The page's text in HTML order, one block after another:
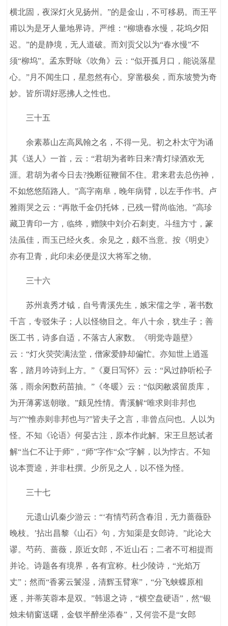
横北固，夜深灯火见扬州。”的是金山，不可移易。而王平
甫以为是牙人量地界诗。严维：“柳塘春水慢，花坞夕阳
迟。”的是静境，无人道破。而刘贡父以为“春水慢”不
须“柳坞”。孟东野咏《吹角》云：“似开孤月口，能说落星
心。”月不闻生口，星忽然有心。穿凿极矣，而东坡赞为奇
妙。皆所谓好恶拂人之性也。
三十五
余素慕山左高凤翰之名，不得一见。初之朴太守为诵
其《送人》一首，云：“君胡为者昨日来?青灯绿酒欢无
涯。君胡为者今日去?挽断征鞭留不住。君来君去总伤神，
不如悠悠陌路人。”高字南阜，晚年病臂，以左手作书。卢
雅雨哭之云：“再散千金仍托钵，已残一臂尚临池。”高珍
藏卫青印一方，临终，赠陕中刘介石刺吏。斗纽方寸，篆
法虽佳，而玉已经火炙。余见之，颇不当意。按《明史》
亦有卫青，此印未必便是汉大将军之物。
三十六
苏州袁秀才钺，自号青溪先生，嫉宋儒之学，著书数
千言，专驳朱子；人以怪物目之。年八十余，犹生子；善
医工书，诗多自适，不落古人家数。《明觉寺题壁》
云：“灯火荧荧满法堂，僧家爱静却偏忙。亦知世上逍遥
客，踏月吟诗到上方。”《夏日写怀》云：“风过静听松子
落，雨余闲数药苗抽。”《冬暖》云：“似闵敝裘留质库，
为开薄雾送朝暾。”颇见性情。青溪解“唯求则非邦也
与?”“惟赤则非邦也与?”皆夫子之言，非曾点问也。人以为
怪。不知《论语》何晏古注，原本作此解。宋王旦怒试者
解“当仁不让于师”，“师”字作“众”字解，以为悖古。不知
说本贾逵，并非杜撰。少所见之人，以不怪为怪。
三十七
元遗山讥秦少游云：“‘有情芍药含春泪，无力蔷薇卧
晚枝。’拈出昌黎《山石》句，方知渠是女郎诗。”此论大
谬。芍药、蔷薇，原近女郎，不近山石；二者不可相提而
并论。诗题各有境界，各有宜称。杜少陵诗，“光焰万
丈”；然而“香雾云鬟湿，清辉玉臂寒”，“分飞蛱蝶原相
逐，并蒂芙蓉本是双。”韩退之诗，“横空盘硬语”，然“银
烛未销窗送曙，金钗半醉坐添春”，又何尝不是“女郎